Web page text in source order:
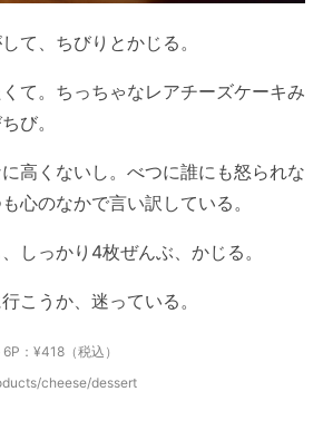
て、ちびりとかじる。
て。ちっちゃなレアチーズケーキみ
び。
高くないし。べつに誰にも怒られな
心のなかで言い訳している。
しっかり4枚ぜんぶ、かじる。
こうか、迷っている。
：¥418（税込）
cheese/dessert